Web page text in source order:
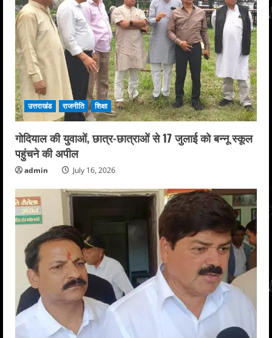
उत्तराखंड राजनीति शिक्षा
गोदियाल की युवाओं, छात्र-छात्राओं से 17 जुलाई को बन्नू स्कूल
पहुंचने की अपील
admin July 16, 2026